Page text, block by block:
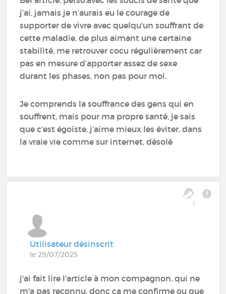
j’ai, jamais je n’aurais eu le courage de
supporter de vivre avec quelqu'un souffrant de
cette maladie, de plus aimant une certaine
stabilité, me retrouver cocu régulièrement car
pas en mesure d’apporter assez de sexe
durant les phases, non pas pour moi.
Je comprends la souffrance des gens qui en
souffrent, mais pour ma propre santé, je sais
que c’est égoïste, j’aime mieux les éviter, dans
la vraie vie comme sur internet, désolé
1
Utilisateur désinscrit
le 29/07/2025
j'ai fait lire l'article à mon compagnon, qui ne
m'a pas reconnu, donc ça me confirme ou que